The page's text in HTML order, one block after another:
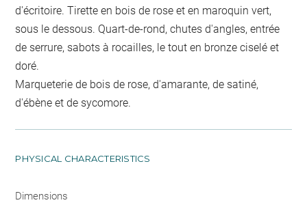
d'écritoire. Tirette en bois de rose et en maroquin vert,
sous le dessous. Quart-de-rond, chutes d'angles, entrée
de serrure, sabots à rocailles, le tout en bronze ciselé et
doré.
Marqueterie de bois de rose, d'amarante, de satiné,
d'ébène et de sycomore.
PHYSICAL CHARACTERISTICS
Dimensions